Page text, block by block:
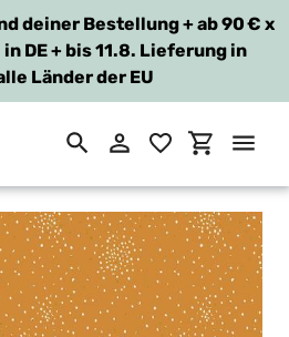
deiner Bestellung + ab 90 €
DE + bis 11.8. Lieferung in
Länder der EU
x
SuchenEinloggen